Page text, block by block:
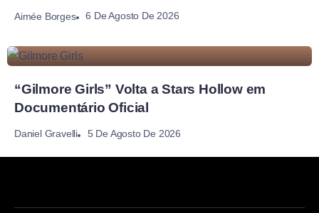
Aimée Borges 6 De Agosto De 2026
“Gilmore Girls” Volta a Stars Hollow em
Documentário Oficial
Daniel Gravelli 5 De Agosto De 2026